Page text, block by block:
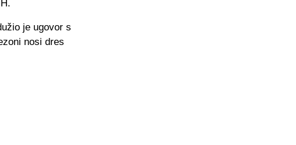
je ugovor s
nosi dres